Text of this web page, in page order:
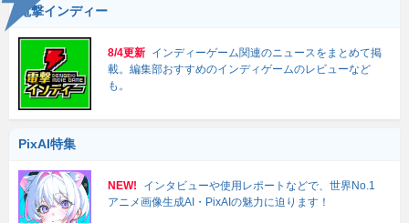
電撃インディー
8/4更新 インディーゲーム関連のニュースをまとめて掲
載。編集部おすすめのインディゲームのレビューなど
も。
PixAI特集
NEW!
インタビューや使用レポートなどで、世界No.1
アニメ画像生成AI・PixAIの魅力に迫ります！